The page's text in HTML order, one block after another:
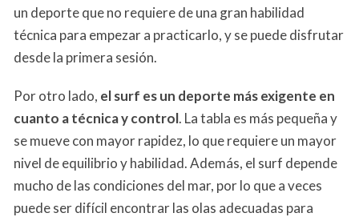
un deporte que no requiere de una gran habilidad
técnica para empezar a practicarlo, y se puede disfrutar
desde la primera sesión.
Por otro lado, el surf es un deporte más exigente en
cuanto a técnica y control. La tabla es más pequeña y
se mueve con mayor rapidez, lo que requiere un mayor
nivel de equilibrio y habilidad. Además, el surf depende
mucho de las condiciones del mar, por lo que a veces
puede ser difícil encontrar las olas adecuadas para